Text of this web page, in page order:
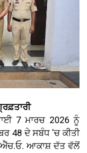
7 ਮਾਰਚ 2026 ਨੂੰ
48 ਦੇ ਸਬੰਧ 'ਚ ਕੀਤੀ
ਆਕਾਸ਼ ਦੱਤ ਵੱਲੋਂ